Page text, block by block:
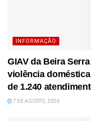
INFORMAÇÃO
GIAV da Beira
violência
de 1.240
7 DE AGOSTO, 2026